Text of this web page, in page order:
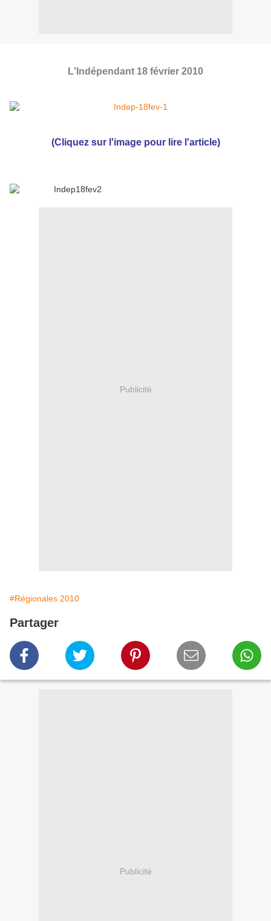
L'Indépendant 18 février 2010
(Cliquez sur l'image pour lire l'article)
Publicité
#Régionales 2010
Partager
Publicité